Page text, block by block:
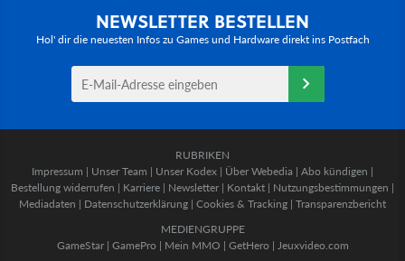
NEWSLETTER BESTELLEN
Hol' dir die neuesten Infos zu Games und Hardware direkt ins Postfach
RUBRIKEN
Impressum | Unser Team | Unser Kodex | Über Webedia | Abo kündigen |
Bestellung widerrufen | Karriere | Newsletter | Kontakt | Nutzungsbestimmungen |
Mediadaten | Datenschutzerklärung | Cookies & Tracking | Transparenzbericht
MEDIENGRUPPE
GameStar| GamePro | Mein MMO | GetHero | Jeuxvideo.com